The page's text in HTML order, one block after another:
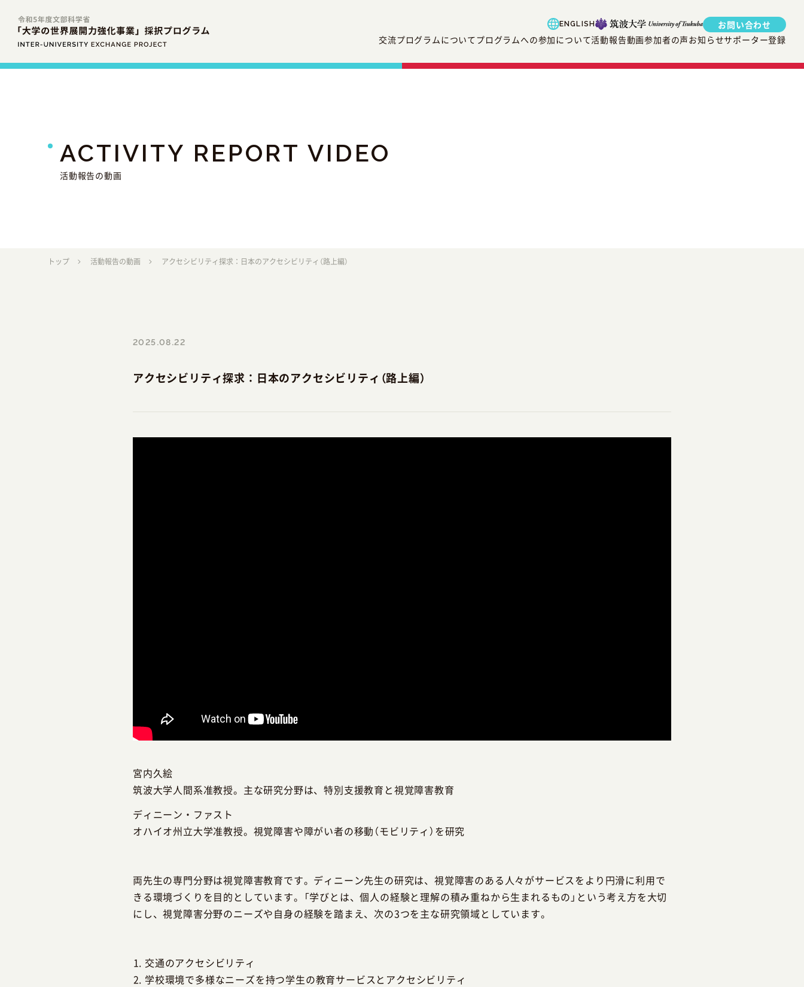
ENGLISH
お問い合わせ
交流プログラムについてプログラムへの参加について活動報告動画参加者の声お知らせサポーター登録
ACTIVITY REPORT VIDEO
活動報告の動画
トップ 活動報告の動画 アクセシビリティ探求：日本のアクセシビリティ（路上編）
2025.08.22
アクセシビリティ探求：日本のアクセシビリティ（路上編）
宮内久絵
筑波大学人間系准教授。主な研究分野は、特別支援教育と視覚障害教育
ディニーン・ファスト
オハイオ州立大学准教授。視覚障害や障がい者の移動（モビリティ）を研究
両先生の専門分野は視覚障害教育です。ディニーン先生の研究は、視覚障害のある人々がサービスをより円滑に利用で
きる環境づくりを目的としています。「学びとは、個人の経験と理解の積み重ねから生まれるもの」という考え方を大切
にし、視覚障害分野のニーズや自身の経験を踏まえ、次の3つを主な研究領域としています。
交通のアクセシビリティ
学校環境で多様なニーズを持つ学生の教育サービスとアクセシビリティ